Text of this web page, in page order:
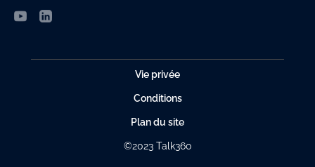
Vie privée
Conditions
Plan du site
©2023 Talk360